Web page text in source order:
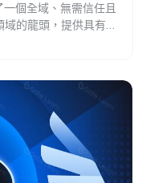
個全域、無需信任且
的龍頭，提供具有成
性和抗審查性性，這